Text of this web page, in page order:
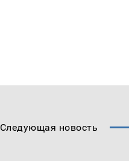
Следующая новость